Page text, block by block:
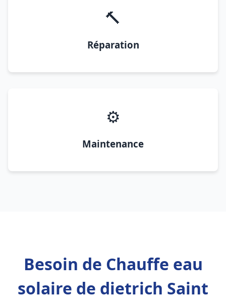
🔨
Réparation
⚙️
Maintenance
Besoin de Chauffe eau
solaire de dietrich Saint